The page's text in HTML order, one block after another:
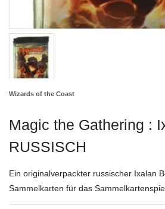
Wizards of the Coast
Magic the Gathering :
RUSSISCH
Ein originalverpackter russischer Ixalan
Sammelkarten für das